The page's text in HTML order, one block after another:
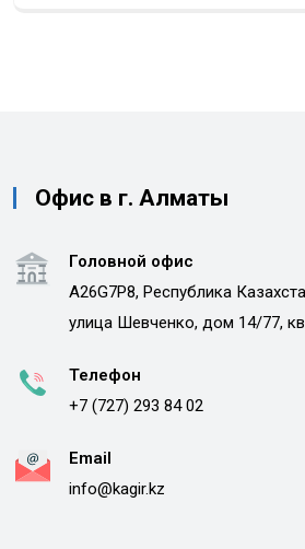
Офис в г. Алматы
Головной офис
A26G7P8, Республика
улица Шевченко, дом 14/77,
Телефон
+7 (727) 293 84 02
Email
info@kagir.kz